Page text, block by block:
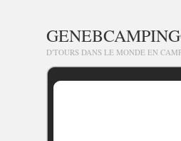
D'TOURS DANS LE MONDE EN